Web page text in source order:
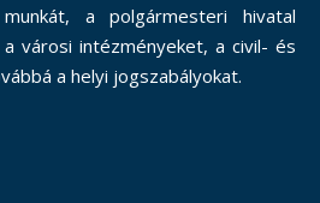
a polgármesteri hivatal
városi intézményeket, a civil- és
a helyi jogszabályokat.